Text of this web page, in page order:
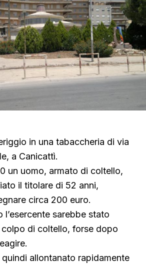
in una tabaccheria di via
a Canicattì.
un uomo, armato di coltello,
il titolare di 52 anni,
circa 200 euro.
l’esercente sarebbe stato
di coltello, forse dopo
allontanato rapidamente